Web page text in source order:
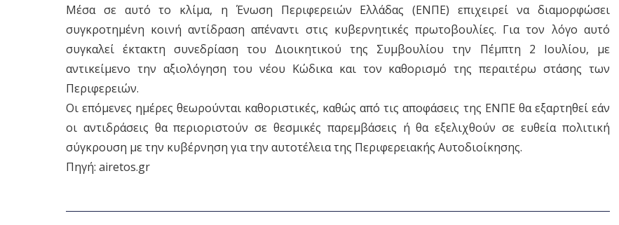
Μέσα σε αυτό το κλίμα, η Ένωση Περιφερειών Ελλάδας (ΕΝΠΕ) επιχειρεί να διαμορφώσει
συγκροτημένη κοινή αντίδραση απέναντι στις κυβερνητικές πρωτοβουλίες. Για τον λόγο αυτό
συγκαλεί έκτακτη συνεδρίαση του Διοικητικού της Συμβουλίου την Πέμπτη 2 Ιουλίου, με
αντικείμενο την αξιολόγηση του νέου Κώδικα και τον καθορισμό της περαιτέρω στάσης των
Περιφερειών.
Οι επόμενες ημέρες θεωρούνται καθοριστικές, καθώς από τις αποφάσεις της ΕΝΠΕ θα εξαρτηθεί εάν
οι αντιδράσεις θα περιοριστούν σε θεσμικές παρεμβάσεις ή θα εξελιχθούν σε ευθεία πολιτική
σύγκρουση με την κυβέρνηση για την αυτοτέλεια της Περιφερειακής Αυτοδιοίκησης.
Πηγή: airetos.gr